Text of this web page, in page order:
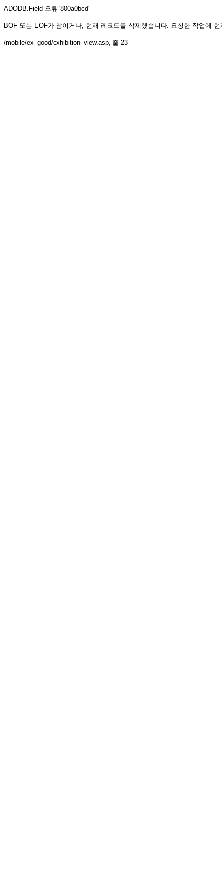
ADODB.Field 오류 '800a0bcd'
BOF 또는 EOF가 참이거나, 현재 레코드를 삭제했습니다. 요청한 작업에
/mobile/ex_good/exhibition_view.asp, 줄 23